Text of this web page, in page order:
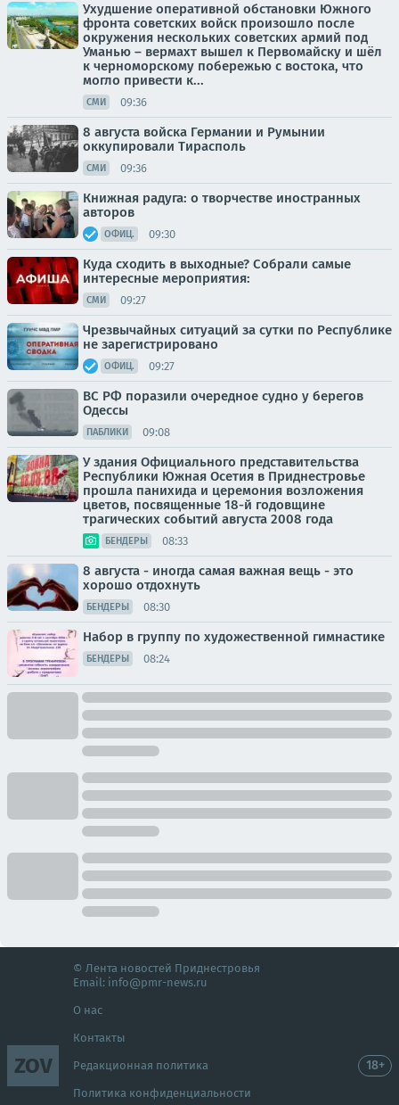
Ухудшение оперативной обстановки Южного
фронта советских войск произошло после
окружения нескольких советских армий под
Уманью – вермахт вышел к Первомайску и шёл
к черноморскому побережью с востока, что
могло привести к...
СМИ 09:36
8 августа войска Германии и Румынии
оккупировали Тирасполь
СМИ 09:36
Книжная радуга: о творчестве иностранных
авторов
ОФИЦ. 09:30
Куда сходить в выходные? Собрали самые
интересные мероприятия:
СМИ 09:27
Чрезвычайных ситуаций за сутки по Республике
не зарегистрировано
ОФИЦ. 09:27
ВС РФ поразили очередное судно у берегов
Одессы
ПАБЛИКИ 09:08
У здания Официального представительства
Республики Южная Осетия в Приднестровье
прошла панихида и церемония возложения
цветов, посвященные 18-й годовщине
трагических событий августа 2008 года
БЕНДЕРЫ 08:33
8 августа - иногда самая важная вещь - это
хорошо отдохнуть
БЕНДЕРЫ 08:30
Набор в группу по художественной гимнастике
БЕНДЕРЫ 08:24
ZOV
© Лента новостей Приднестровья
Email: info@pmr-news.ru
О нас
Контакты
Редакционная политика
Политика конфиденциальности
18+